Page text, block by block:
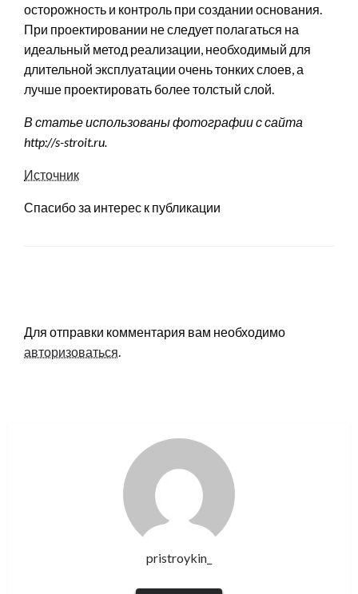
осторожность и контроль при создании основания.
При проектировании не следует полагаться на
идеальный метод реализации, необходимый для
длительной эксплуатации очень тонких слоев, а
лучше проектировать более толстый слой.
В статье использованы фотографии с сайта
http://s-stroit.ru.
Источник
Спасибо за интерес к публикации
Для отправки комментария вам необходимо
авторизоваться.
pristroykin_